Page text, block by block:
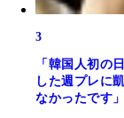
3
「韓国人初の
した週プレに
なかったです」